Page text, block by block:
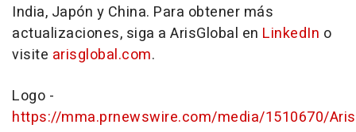
India, Japón y China. Para obtener más
actualizaciones, siga a ArisGlobal en LinkedIn o
visite arisglobal.com.
Logo -
https://mma.prnewswire.com/media/1510670/